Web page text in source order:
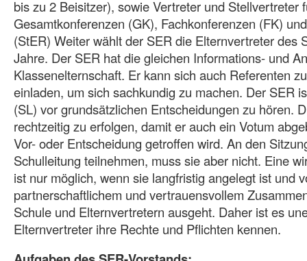
bis zu 2 Beisitzer), sowie Vertreter und Stellvertreter
Gesamtkonferenzen (GK), Fachkonferenzen (FK)
(StER) Weiter wählt der SER die Elternvertreter des
Jahre. Der SER hat die gleichen Informations- und
Klassenelternschaft. Er kann sich auch Referenten
einladen, um sich sachkundig zu machen. Der SER
(SL) vor grundsätzlichen Entscheidungen zu hören.
rechtzeitig zu erfolgen, damit er auch ein Votum
Vor- oder Entscheidung getroffen wird. An den
Schulleitung teilnehmen, muss sie aber nicht. Eine
ist nur möglich, wenn sie langfristig angelegt ist und
partnerschaftlichem und vertrauensvollem
Schule und Elternvertretern ausgeht. Daher ist es
Elternvertreter ihre Rechte und Pflichten kennen.